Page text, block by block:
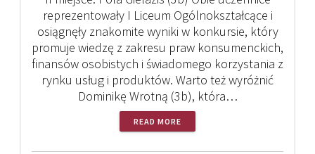
reprezentowały I Liceum Ogólnokształcące i
osiągnęły znakomite wyniki w konkursie, który
promuje wiedzę z zakresu praw konsumenckich,
finansów osobistych i świadomego korzystania z
rynku usług i produktów. Warto też wyróżnić
Dominikę Wrotną (3b), która…
READ MORE